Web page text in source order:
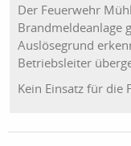
Der Feuerwehr
Brandmeldeanlage
Auslösegrund
Betriebsleiter
Kein Einsatz für die